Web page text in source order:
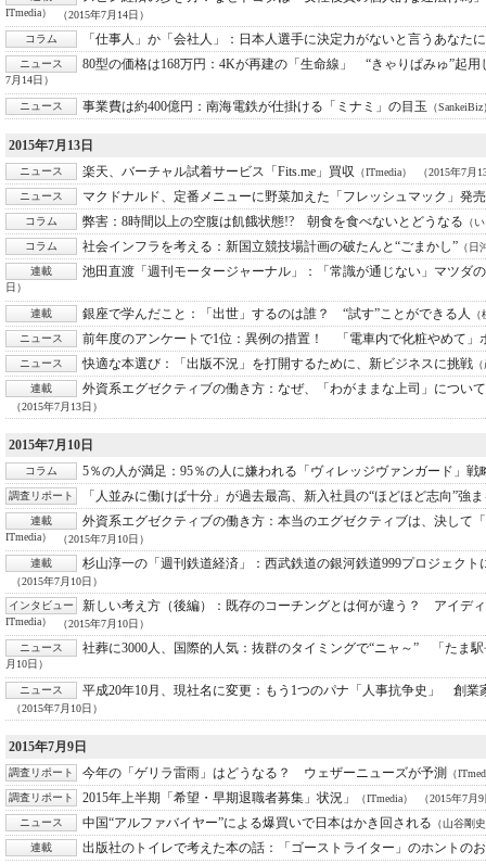
ITmedia）
（2015年7月14日）
コラム
「仕事人」か「会社人」： 日本人選手に決定力がないと言うあなたに
ニュース 80型の価格は168万円： 4Kが再建の「生命線」 “きゃりぱみゅ”起用
7月14日）
ニュース 事業費は約400億円： 南海電鉄が仕掛ける「ミナミ」の目玉 （SankeiBiz
2015年7月13日
ニュース 楽天、バーチャル試着サービス「Fits.me」買収 （ITmedia）
（2015年7月
ニュース
マクドナルド、定番メニューに野菜加えた「フレッシュマック」発売
コラム 弊害： 8時間以上の空腹は飢餓状態!? 朝食を食べないとどうなる （
コラム
社会インフラを考える： 新国立競技場計画の破たんと“ごまかし” （
連載
池田直渡「週刊モータージャーナル」：
「常識が通じない」マツダ
日）
連載 銀座で学んだこと： 「出世」するのは誰？ “試す”ことができる人
ニュース
前年度のアンケートで1位： 異例の措置！ 「電車内で化粧やめて」
ニュース 快適な本選び： 「出版不況」を打開するために、新ビジネスに挑戦
連載
外資系エグゼクティブの働き方： なぜ、「わがままな上司」につい
（2015年7月13日）
2015年7月10日
コラム 5％の人が満足： 95％の人に嫌われる「ヴィレッジヴァンガード」戦
調査リポート 「人並みに働けば十分」が過去最高、新入社員の“ほどほど志向”強
連載 外資系エグゼクティブの働き方： 本当のエグゼクティブは、決して
ITmedia）
（2015年7月10日）
連載
杉山淳一の「週刊鉄道経済」： 西武鉄道の銀河鉄道999プロジェクト
（2015年7月10日）
インタビュー
新しい考え方（後編）： 既存のコーチングとは何が違う？ アイデ
ITmedia）
（2015年7月10日）
ニュース
社葬に3000人、国際的人気： 抜群のタイミングで“ニャ～” 「たま
月10日）
ニュース 平成20年10月、現社名に変更： もう1つのパナ「人事抗争史」 創業
（2015年7月10日）
2015年7月9日
調査リポート 今年の「ゲリラ雷雨」はどうなる？ ウェザーニューズが予測
（
調査リポート
2015年上半期「希望・早期退職者募集」状況」 （ITmedia）
（2015年7月
ニュース
中国“アルファバイヤー”による爆買いで日本はかき回される （山谷剛
連載
出版社のトイレで考えた本の話： 「ゴーストライター」のホントの